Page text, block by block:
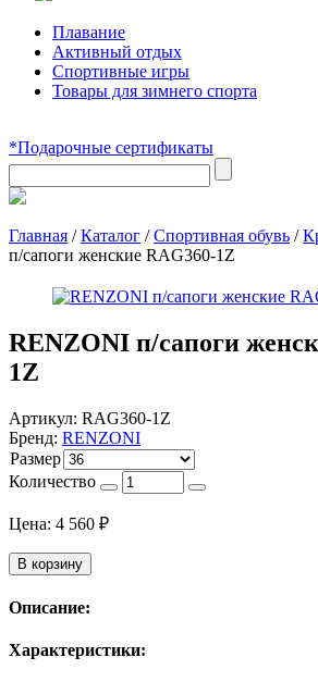
Плавание
Активный отдых
Спортивные игры
Товары для зимнего спорта
*Подарочные сертификаты
Главная /Каталог /Спортивная обувь /
п/сапоги женские RAG360-1Z
RENZONI п/сапоги
1Z
Артикул: RAG360-1Z
Бренд: RENZONI
Размер
Количество
Цена: 4 560 ₽
В корзину
Описание:
Характеристики: